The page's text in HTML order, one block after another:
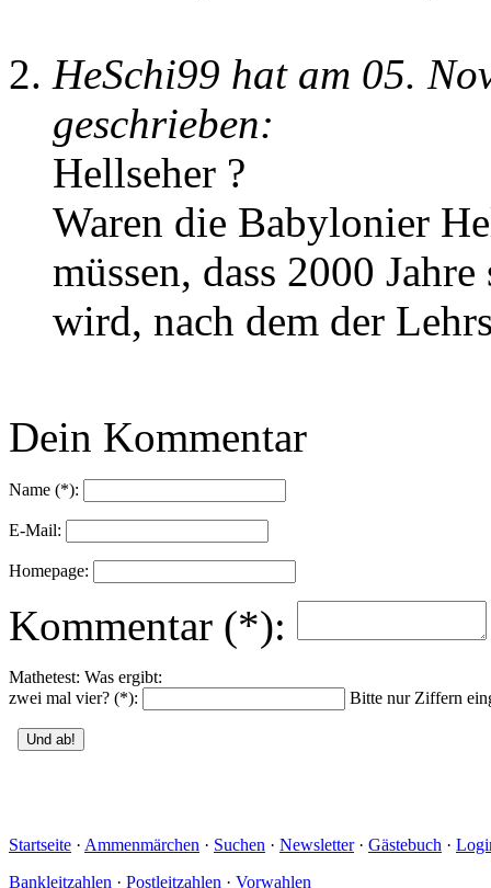
HeSchi99 hat am 05.
geschrieben:
Hellseher ?
Waren die Babylonier
müssen, dass 2000
wird, nach dem der
Dein Kommentar
Name (*):
E-Mail:
Homepage:
Kommentar (*):
Mathetest: Was ergibt:
zwei mal vier? (*):
Bitte nur Ziffern
Startseite · Ammenmärchen · Suchen · Newsletter· Gästebuch ·
Bankleitzahlen · Postleitzahlen · Vorwahlen